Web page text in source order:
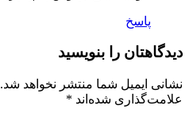
پاسخ
دیدگاهتان را بنویسید
نشانی ایمیل شما منتشر نخواهد شد.
علامت‌گذاری شده‌اند *